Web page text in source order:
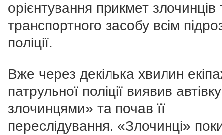
орієнтування прикмет злочинців
транспортного засобу всім
поліції.
Вже через декілька хвилин
патрульної поліції виявив
злочинцями» та почав її
переслідування. «Злочинці»